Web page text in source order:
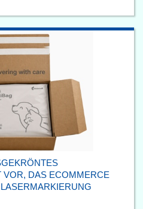
DAS ECOMMERCE